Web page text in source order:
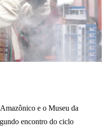
e o Museu da
encontro do ciclo